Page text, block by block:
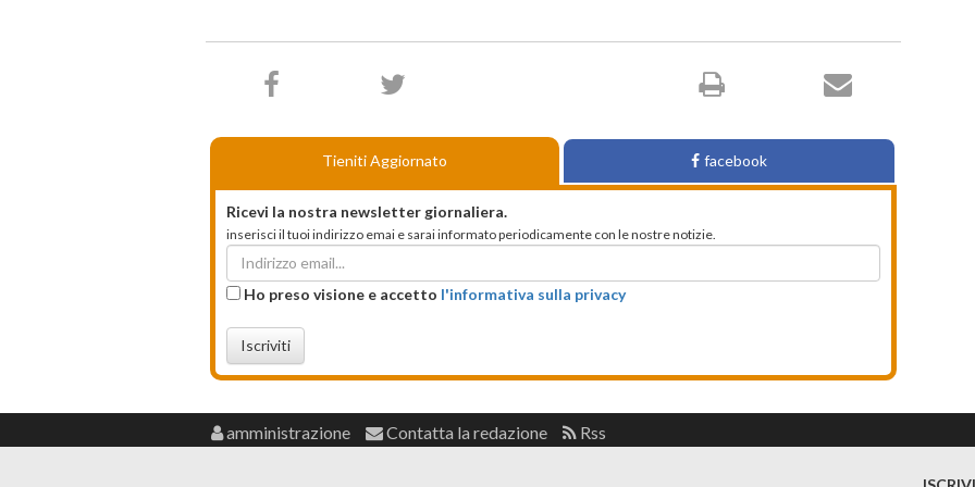
Tieniti Aggiornato facebook
Ricevi la nostra newsletter giornaliera.
inserisci il tuoi indirizzo emai e sarai informato periodicamente con le nostre notizie.
Ho preso visione e accetto l'informativa sulla privacy
Iscriviti
amministrazione Contatta la redazione Rss